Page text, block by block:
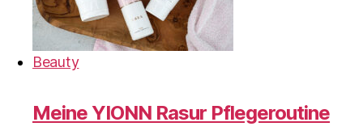
Beauty
Meine YIONN Rasur Pflegeroutine